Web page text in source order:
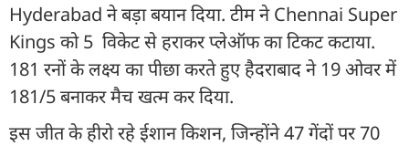
Hyderabad ने बड़ा बयान दिया. टीम ने Chennai Super
Kings को 5 विकेट से हराकर प्लेऑफ का टिकट कटाया.
181 रनों के लक्ष्य का पीछा करते हुए हैदराबाद ने 19 ओवर में
181/5 बनाकर मैच खत्म कर दिया.
इस जीत के हीरो रहे ईशान किशन, जिन्होंने 47 गेंदों पर 70